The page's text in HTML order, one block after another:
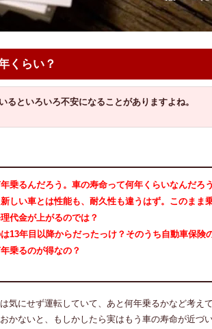
くらい？
るといろいろ不安になることがありますよね。
乗るんだろう。車の寿命って何年くらいなんだろ
しい車とは性能も、耐久性も違うはず。このまま
代金が上がるのでは？
13年目以降からだったっけ？そのうち自動車保険
乗るのが得なの？
気にせず運転していて、あと何年乗るかなど考え
かないと、もしかしたら実はもう車の寿命が近づ